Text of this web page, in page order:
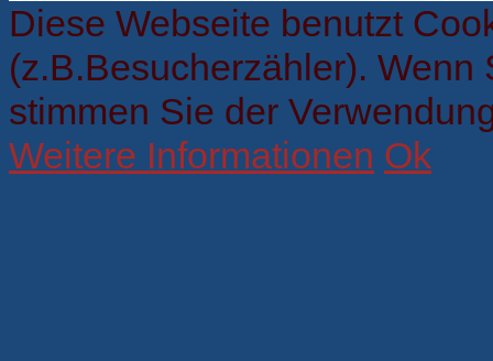
Diese Webseite benutzt
(z.B.Besucherzähler).
stimmen Sie der
Weitere Informationen Ok